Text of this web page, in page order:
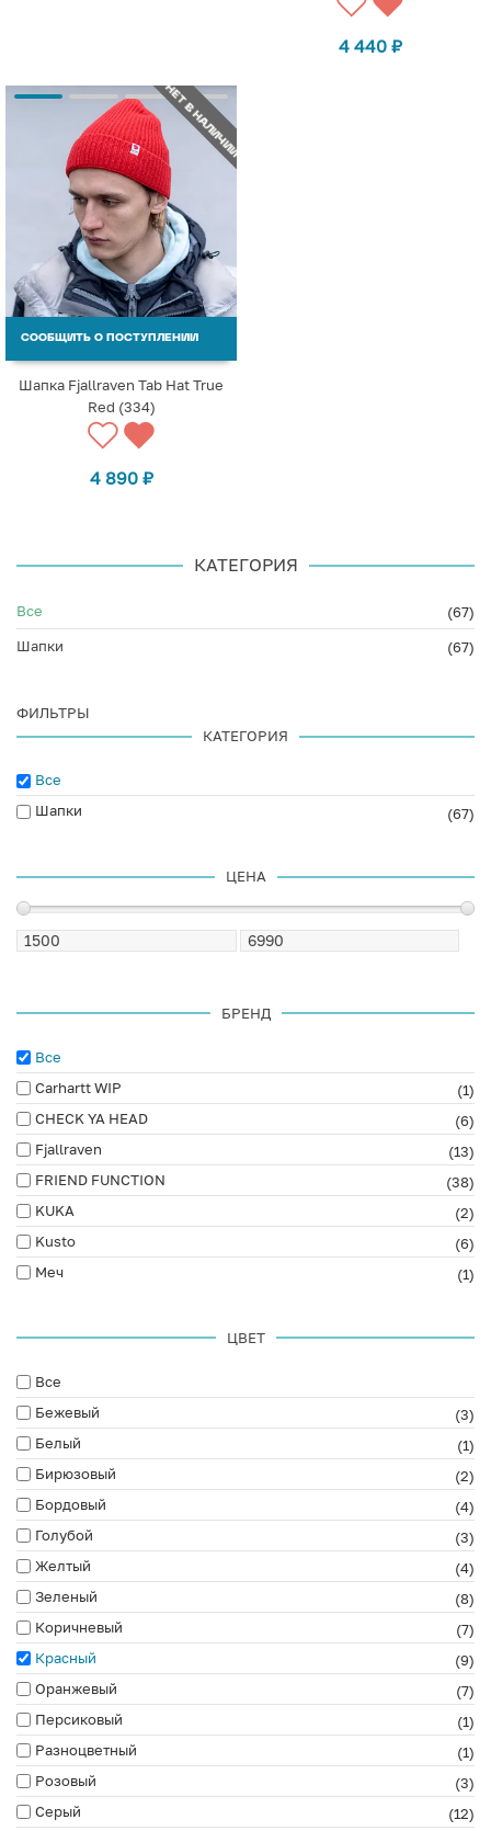
4 440 ₽
НЕТ В НАЛИЧИИ
СООБЩИТЬ О ПОСТУПЛЕНИИ
Шапка Fjallraven Tab Hat True
Red (334)
4 890 ₽
КАТЕГОРИЯ
Все
(67)
Шапки
(67)
ФИЛЬТРЫ
КАТЕГОРИЯ
Все
Шапки
(67)
ЦЕНА
БРЕНД
Все
Carhartt WIP
(1)
CHECK YA HEAD
(6)
Fjallraven
(13)
FRIEND FUNCTION
(38)
KUKA
(2)
Kusto
(6)
Меч
(1)
ЦВЕТ
Все
Бежевый
(3)
Белый
(1)
Бирюзовый
(2)
Бордовый
(4)
Голубой
(3)
Желтый
(4)
Зеленый
(8)
Коричневый
(7)
Красный
(9)
Оранжевый
(7)
Персиковый
(1)
Разноцветный
(1)
Розовый
(3)
Серый
(12)